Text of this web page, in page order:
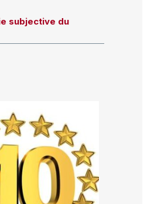
subjective du